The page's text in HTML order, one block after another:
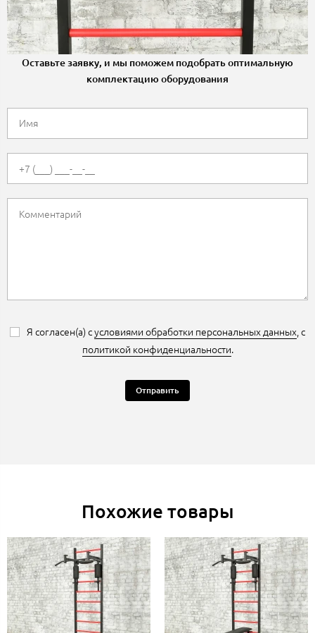
Оставьте заявку, и мы поможем подобрать оптимальную
комплектацию оборудования
Я согласен(а) сусловиями обработки персональных данных , с
политикой конфиденциальности.
Отправить
Похожие товары